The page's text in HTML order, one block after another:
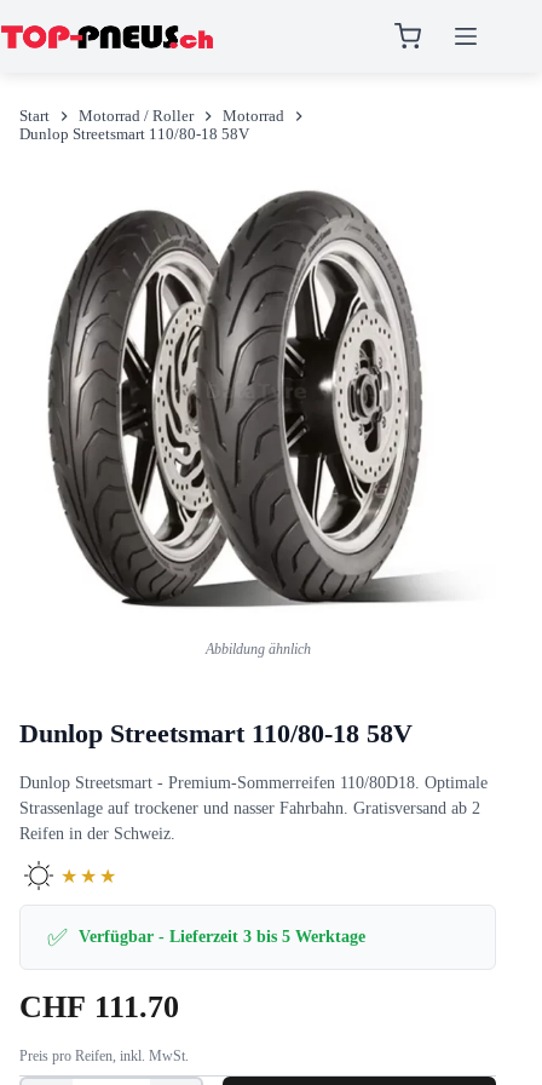
springen
Start Motorrad / Roller
Motorrad
Dunlop Streetsmart 110/80-18 58V
Abbildung ähnlich
Dunlop Streetsmart 110/80-18 58V
Dunlop Streetsmart - Premium-Sommerreifen 110/80D18. Optimale
Strassenlage auf trockener und nasser Fahrbahn. Gratisversand ab 2
Reifen in der Schweiz.
★★★
✅ Verfügbar - Lieferzeit 3 bis 5 Werktage
CHF 111.70
Preis pro Reifen, inkl. MwSt.